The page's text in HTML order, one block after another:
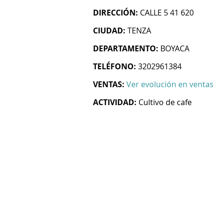
DIRECCIÓN: CALLE 5 41 620
CIUDAD: TENZA
DEPARTAMENTO: BOYACA
TELÉFONO: 3202961384
VENTAS: Ver evolución en ventas
ACTIVIDAD: Cultivo de cafe